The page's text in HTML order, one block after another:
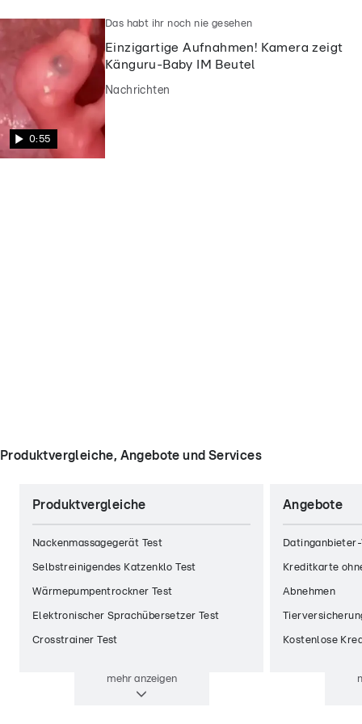
0:55
Das habt ihr noch nie gesehen
Einzigartige Aufnahmen! Kamera zeigt
Känguru-Baby IM Beutel
Nachrichten
Produktvergleiche, Angebote und Services
Produktvergleiche
Nackenmassagegerät Test
Selbstreinigendes Katzenklo Test
Wärmepumpentrockner Test
Elektronischer Sprachübersetzer Test
Crosstrainer Test
mehranzeigen
Angebote
Kreditkarte
Abnehmen
Kostenlose